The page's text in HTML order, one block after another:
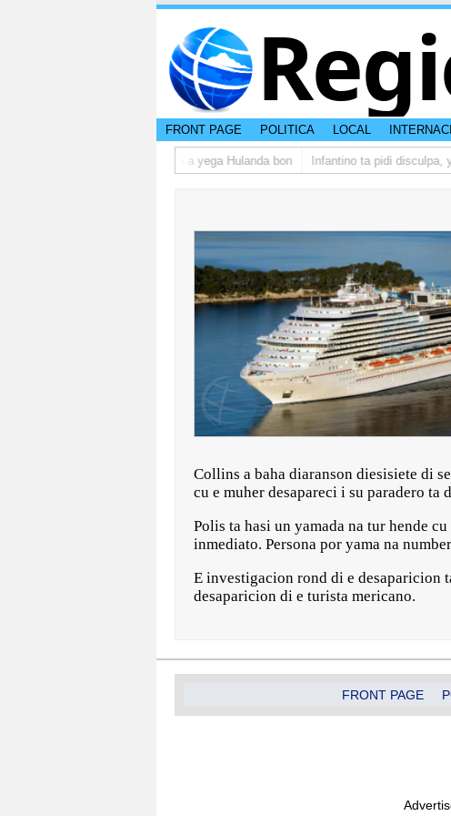
FRONT PAGE POLITICA LOCAL
grupo di studiantenan di Aruba a yega Hulanda bon Infantino ta pidi disculpa, y
Collins a baha diaranson diesisiete di
cu e muher desapareci i su paradero ta
Polis ta hasi un yamada na tur hende
inmediato. Persona por yama na
E investigacion rond di e desaparicion
desaparicion di e turista mericano.
FRONT PAGE